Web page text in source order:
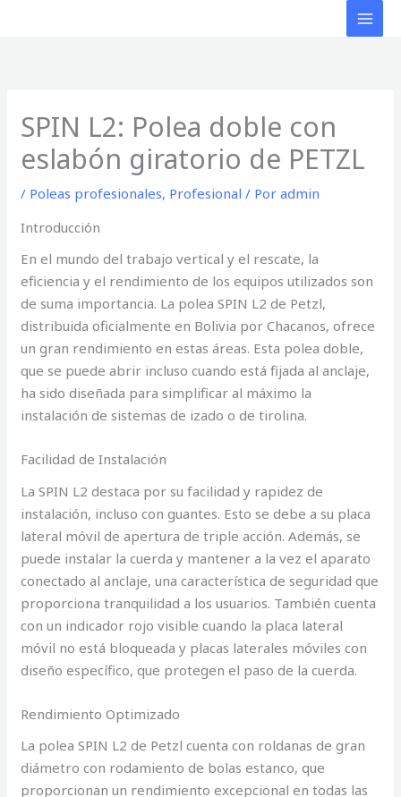
SPIN L2: Polea doble con
eslabón giratorio de PETZL
/ Poleas profesionales, Profesional / Poradmin
Introducción
En el mundo del trabajo vertical y el rescate, la
eficiencia y el rendimiento de los equipos utilizados son
de suma importancia. La polea SPIN L2 de Petzl,
distribuida oficialmente en Bolivia por Chacanos, ofrece
un gran rendimiento en estas áreas. Esta polea doble,
que se puede abrir incluso cuando está fijada al anclaje,
ha sido diseñada para simplificar al máximo la
instalación de sistemas de izado o de tirolina.
Facilidad de Instalación
La SPIN L2 destaca por su facilidad y rapidez de
instalación, incluso con guantes. Esto se debe a su placa
lateral móvil de apertura de triple acción. Además, se
puede instalar la cuerda y mantener a la vez el aparato
conectado al anclaje, una característica de seguridad que
proporciona tranquilidad a los usuarios. También cuenta
con un indicador rojo visible cuando la placa lateral
móvil no está bloqueada y placas laterales móviles con
diseño específico, que protegen el paso de la cuerda.
Rendimiento Optimizado
La polea SPIN L2 de Petzl cuenta con roldanas de gran
diámetro con rodamiento de bolas estanco, que
proporcionan un rendimiento excepcional en todas las